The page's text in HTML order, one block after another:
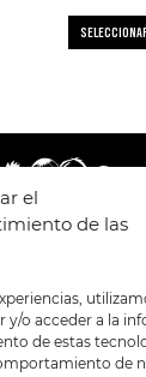
el
de las
y/o acceder a la
de estas
de
TIENDA
FORMATOS